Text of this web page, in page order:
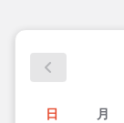
日 月